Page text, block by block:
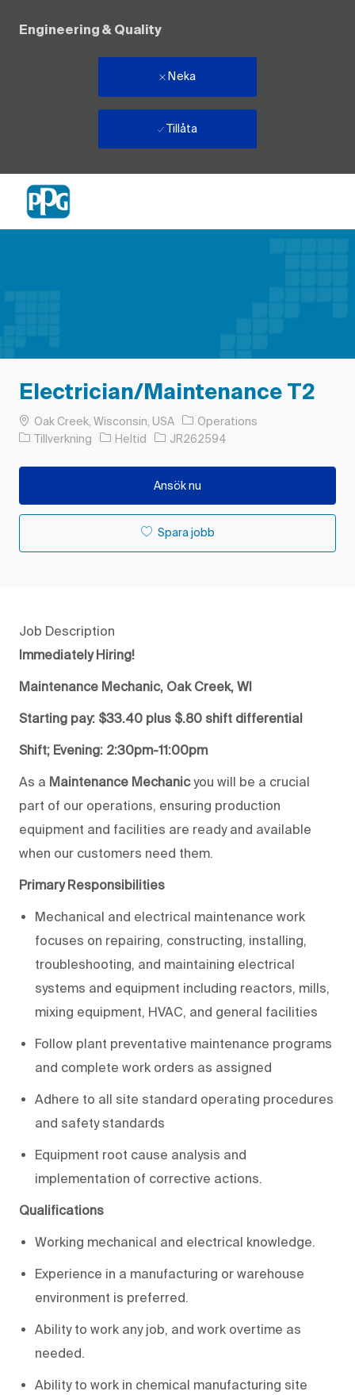
Engineering & Quality
Neka
Tillåta
Electrician/Maintenance T2
PlatsOak Creek, Wisconsin, USA
Operations
Kategori
Tillverkning Typ av jobb
Heltid Jobb-ID
JR262594
Ansök nu
Spara jobb
Job Description
Immediately Hiring!
Maintenance Mechanic, Oak Creek, WI
Starting pay: $33.40 plus $.80 shift differential
Shift; Evening: 2:30pm-11:00pm
As a Maintenance Mechanicyou will be a crucial
part of our operations, ensuring production
equipment and facilities are ready and available
when our customers need them.
Primary Responsibilities
Mechanical and electrical maintenance work
focuses on repairing, constructing, installing,
troubleshooting, and maintaining electrical
systems and equipment including reactors, mills,
mixing equipment, HVAC, and general facilities
Follow plant preventative maintenance programs
and complete work orders as assigned
Adhere to all site standard operating procedures
and safety standards
Equipment root cause analysis and
implementation of corrective actions.
Qualifications
Working mechanical and electrical knowledge.
Experience in a manufacturing or warehouse
environment is preferred.
Ability to work any job, and work overtime as
needed.
Ability to work in chemical manufacturing site